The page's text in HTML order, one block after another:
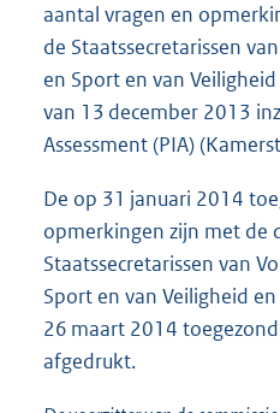
aantal vragen en
de Staatssecretarissen
en Sport en van
van 13 december 2013
Assessment (PIA)
De op 31 januari 2014
opmerkingen zijn met de
Staatssecretarissen van
Sport en van Veiligheid
26 maart 2014
afgedrukt.